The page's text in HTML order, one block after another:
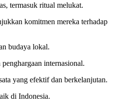
termasuk ritual melukat.
komitmen mereka terhadap
budaya lokal.
internasional.
yang efektif dan berkelanjutan.
di Indonesia.